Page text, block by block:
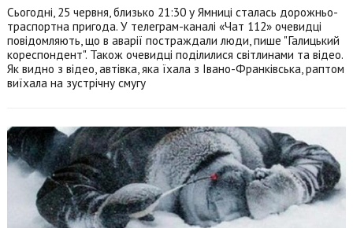
Сьогодні, 25 червня, близько 21:30 у Ямниці сталась дорожньо-
траспортна пригода. У телеграм-каналі «Чат 112» очевидці
повідомляють, що в аварії постраждали люди, пише "Галицький
кореспондент". Також очевидці поділилися світлинами та відео.
Як видно з відео, автівка, яка їхала з Івано-Франківська, раптом
виїхала на зустрічну смугу